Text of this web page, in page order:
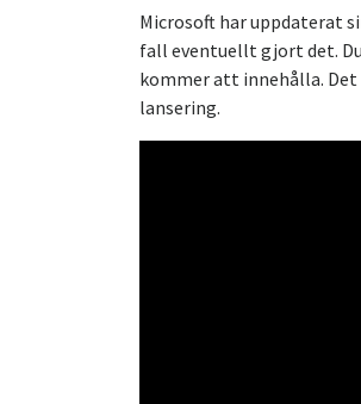
Microsoft har uppdaterat
fall eventuellt gjort det.
kommer att innehålla. Det
lansering.